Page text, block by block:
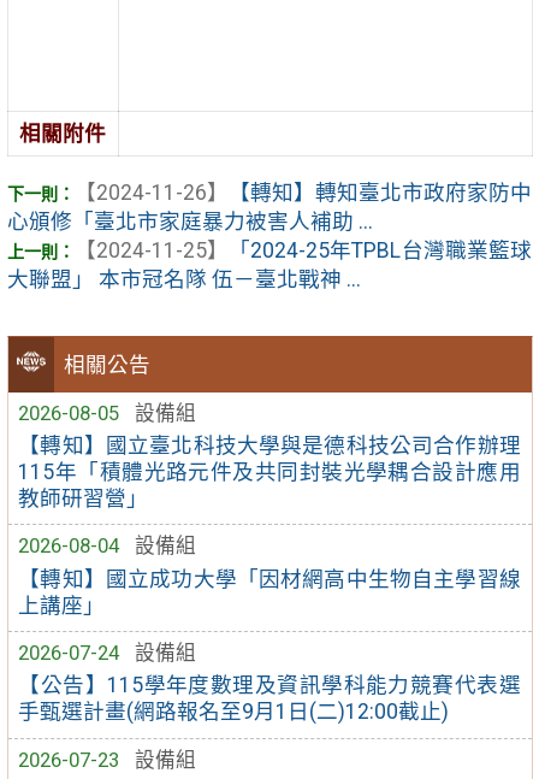
相關公告
2026-08-05
設備組
【轉知】國立臺北科技大學與是德科技公司合作辦理
115年「積體光路元件及共同封裝光學耦合設計應用
教師研習營」
2026-08-04
設備組
【轉知】國立成功大學「因材網高中生物自主學習線
上講座」
2026-07-24
設備組
【公告】115學年度數理及資訊學科能力競賽代表選
手甄選計畫(網路報名至9月1日(二)12:00截止)
2026-07-23
設備組
相關附件
【2024-11-26】
【轉知】轉知臺北市政府家防中
心頒修「臺北市家庭暴力被害人補助 ...
【2024-11-25】
「2024-25年TPBL台灣職業籃球
大聯盟」 本市冠名隊 伍－臺北戰神 ...